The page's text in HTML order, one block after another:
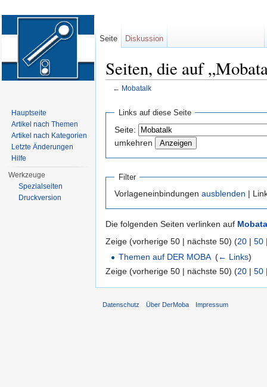
Seiten, die auf
← Mobatalk
Links auf diese Seite
Seite:
umkehren
Filter
Vorlageneinbindungen ausblenden |
Die folgenden Seiten verlinken auf
Zeige (vorherige 50 | nächste 50) (20 | 50
Themen auf DER MOBA‎ (← Links)
Zeige (vorherige 50 | nächste 50) (20 | 50
Seite Diskussion
Hauptseite
Artikel nach Themen
Artikel nach Kategorien
Letzte Änderungen
Hilfe
Werkzeuge
Spezialseiten
Druckversion
Datenschutz Über DerMoba Impressum